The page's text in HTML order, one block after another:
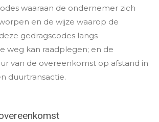
waaraan de ondernemer zich
en de wijze waarop de
gedragscodes langs
weg kan raadplegen; en de
van de overeenkomst op afstand in
duurtransactie.